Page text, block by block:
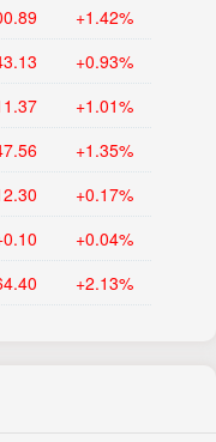
+1.42%
+0.93%
+1.01%
+1.35%
+0.17%
+0.04%
+2.13%